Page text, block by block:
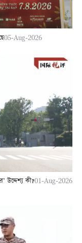
05-Aug-2026
উদ্দেশ্য কী?01-Aug-2026